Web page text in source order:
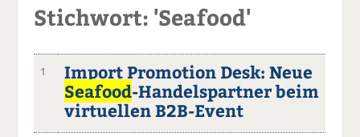
Stichwort: 'Seafood'
1
Import Promotion Desk: Neue
Seafood-Handelspartner beim
virtuellen B2B-Event